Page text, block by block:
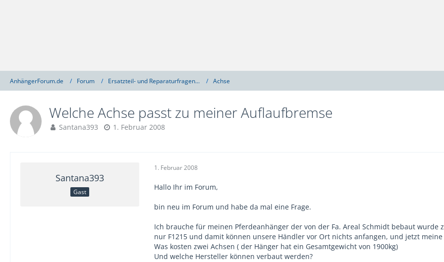
AnhängerForum.de Forum Ersatzteil- und Reparaturfragen... Achse
Welche Achse passt zu meiner Auflaufbremse
Santana393 1. Februar 2008
Santana393
Gast
1. Februar 2008
Hallo Ihr im Forum,
bin neu im Forum und habe da mal eine Frage.
Ich brauche für meinen Pferdeanhänger der von der Fa. Areal Schmidt bebaut
nur F1215 und damit können unsere Händler vor Ort nichts anfangen, und jetzt
Was kosten zwei Achsen ( der Hänger hat ein Gesamtgewicht von 1900kg)
Und welche Hersteller können verbaut werden?